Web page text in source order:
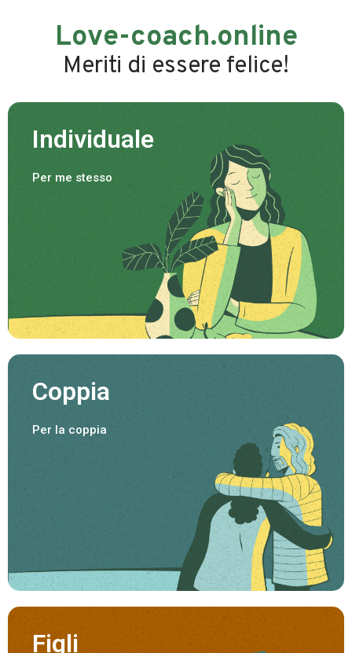
Love-coach.online
Meriti di essere felice!
Individuale
Per me stesso
Coppia
Per la coppia
Figli